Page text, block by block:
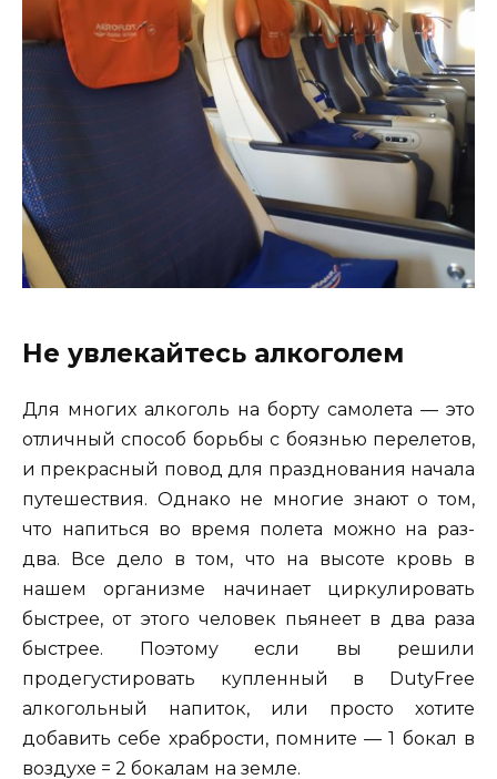
Не увлекайтесь алкоголем
Для многих алкоголь на борту самолета — это
отличный способ борьбы с боязнью перелетов,
и прекрасный повод для празднования начала
путешествия. Однако не многие знают о том,
что напиться во время полета можно на раз-
два. Все дело в том, что на высоте кровь в
нашем организме начинает циркулировать
быстрее, от этого человек пьянеет в два раза
быстрее. Поэтому если вы решили
продегустировать купленный в DutyFree
алкогольный напиток, или просто хотите
добавить себе храбрости, помните — 1 бокал в
воздухе = 2 бокалам на земле.